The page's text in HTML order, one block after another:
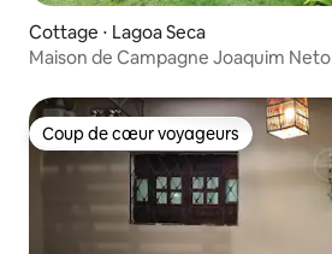
Cottage ⋅ Lagoa Seca
Maison de Campagne Joaquim Neto
Coup de cœur voyageurs
Coup de cœur voyageurs